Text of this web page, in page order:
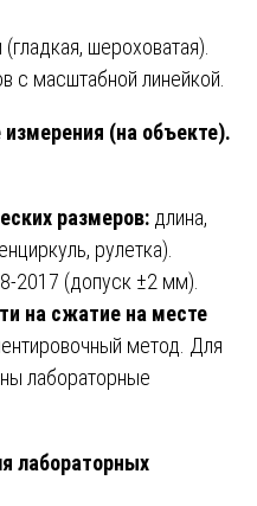
шероховатая).
с масштабной линейкой.
(на объекте).
размеров: длина,
рулетка).
2017 (допуск ±2 мм).
на сжатие на месте
метод. Для
лабораторные
лабораторных